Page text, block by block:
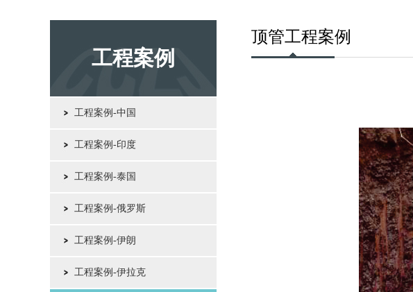
工程案例
工程案例-中国
工程案例-印度
工程案例-泰国
工程案例-俄罗斯
工程案例-伊朗
工程案例-伊拉克
顶管工程案例